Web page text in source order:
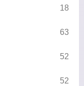
18
63
52
52